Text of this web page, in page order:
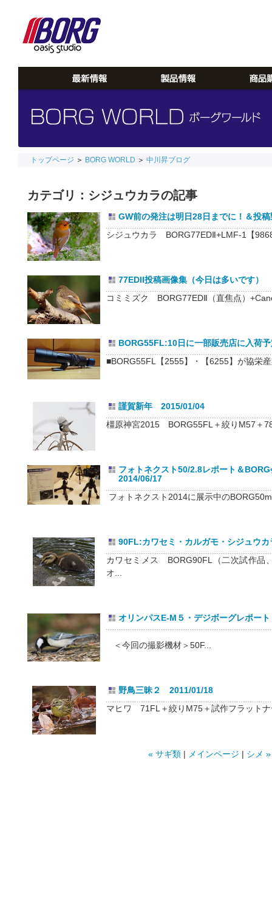
トップページ ＞ BORG WORLD ＞ 中川昇ブログ
カテゴリ：シジュウカラの記事
GW前の発注は明日28日までに！＆投
シジュウカラ BORG77EDⅡ+LMF-1【
77EDII投稿画像集（今日は多いです）
コミミズク BORG77EDⅡ（直焦点）
BORG55FL:10日に一部販売店に入荷
■BORG55FL【2555】・【6255】が協栄
謹賀新年 2015/01/04
橿原神宮2015 BORG55FL＋絞りM57＋
フォトネクスト50/2.8レポート＆
2014/06/17
フォトネクスト2014に展示中の
90FL:カワセミ・カルガモ・シジュウ
カワセミメス BORG90FL（二次試作品
オ...
オリンパスE-M５・デジボーグレポー
＜今回の撮影機材＞50F...
野鳥三昧２ 2011/01/18
マヒワ 71FL＋絞りM75＋試作フラット
« サギ類 | メインページ | シメ »